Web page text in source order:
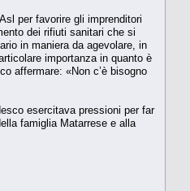
per favorire gli imprenditori
dei rifiuti sanitari che si
in maniera da agevolare, in
importanza in quanto è
affermare: «Non c’è bisogno
esercitava pressioni per far
famiglia Matarrese e alla